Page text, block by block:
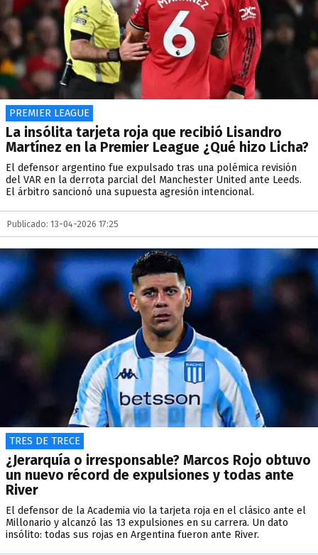
PREMIER LEAGUE
La insólita tarjeta roja que recibió Lisandro
Martínez en la Premier League ¿Qué hizo Licha?
El defensor argentino fue expulsado tras una polémica revisión
del VAR en la derrota parcial del Manchester United ante Leeds.
El árbitro sancionó una supuesta agresión intencional.
Publicado: 13-04-2026 17:25
TRES DE TRECE
¿Jerarquía o irresponsable? Marcos Rojo obtuvo
un nuevo récord de expulsiones y todas ante
River
El defensor de la Academia vio la tarjeta roja en el clásico ante el
Millonario y alcanzó las 13 expulsiones en su carrera. Un dato
insólito: todas sus rojas en Argentina fueron ante River.